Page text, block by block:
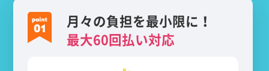
月々の負担を最小限に！
最大60回払い対応